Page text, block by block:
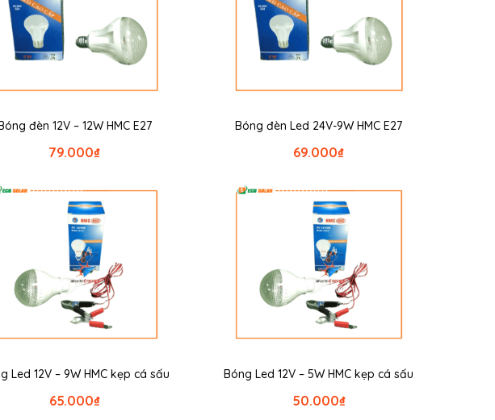
đèn 12V – 12W HMC E27
₫
79.000
Bóng đèn Led 24V-9W HMC E27
₫
69.000
Led 12V – 9W HMC kẹp cá sấu
₫
65.000
Bóng Led 12V – 5W HMC kẹp cá sấu
₫
50.000